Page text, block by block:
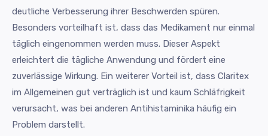
deutliche Verbesserung ihrer Beschwerden spüren.
Besonders vorteilhaft ist, dass das Medikament nur einmal
täglich eingenommen werden muss. Dieser Aspekt
erleichtert die tägliche Anwendung und fördert eine
zuverlässige Wirkung. Ein weiterer Vorteil ist, dass Claritex
im Allgemeinen gut verträglich ist und kaum Schläfrigkeit
verursacht, was bei anderen Antihistaminika häufig ein
Problem darstellt.